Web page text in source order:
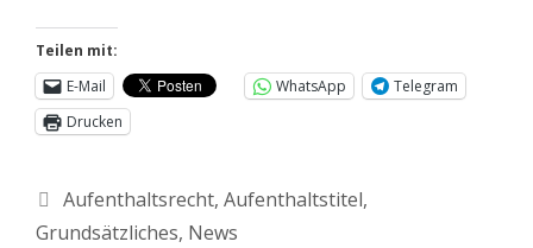
Teilen mit:
E-Mail
WhatsApp
Telegram
Drucken
Aufenthaltsrecht, Aufenthaltstitel,
Grundsätzliches, News